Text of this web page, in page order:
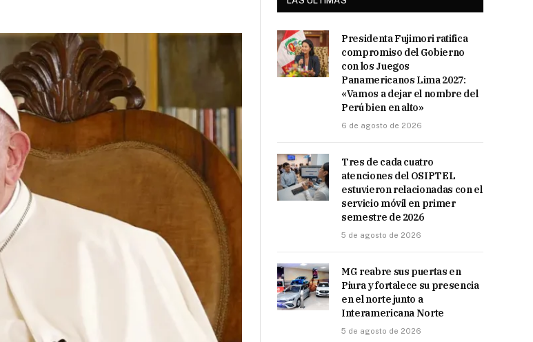
Presidenta Fujimori ratifica
compromiso del Gobierno
con los Juegos
Panamericanos Lima 2027:
«Vamos a dejar el nombre del
Perú bien en alto»
6 de agosto de 2026
Tres de cada cuatro
atenciones del OSIPTEL
estuvieron relacionadas con el
servicio móvil en primer
semestre de 2026
5 de agosto de 2026
MG reabre sus puertas en
Piura y fortalece su presencia
en el norte junto a
Interamericana Norte
5 de agosto de 2026